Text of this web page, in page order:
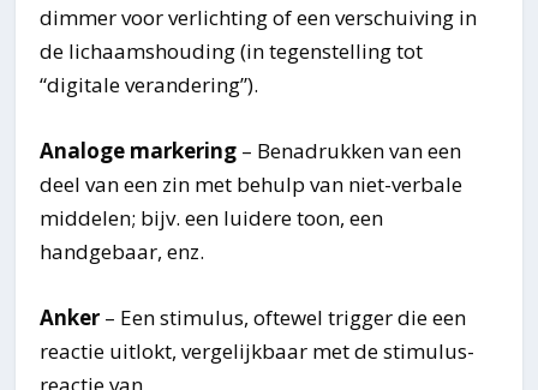
dimmer voor verlichting of een verschuiving in
de lichaamshouding (in tegenstelling tot
“digitale verandering”).
Analoge markering – Benadrukken van een
deel van een zin met behulp van niet-verbale
middelen; bijv. een luidere toon, een
handgebaar, enz.
Anker – Een stimulus, oftewel trigger die een
reactie uitlokt, vergelijkbaar met de stimulus-